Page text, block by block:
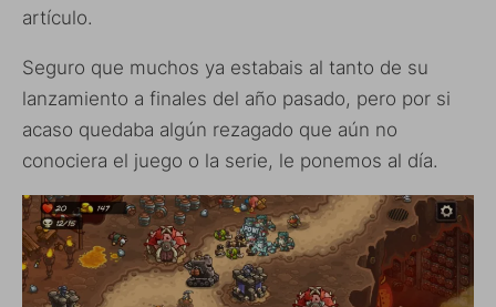
artículo.
Seguro que muchos ya estabais al tanto de su
lanzamiento a finales del año pasado, pero por si
acaso quedaba algún rezagado que aún no
conociera el juego o la serie, le ponemos al día.